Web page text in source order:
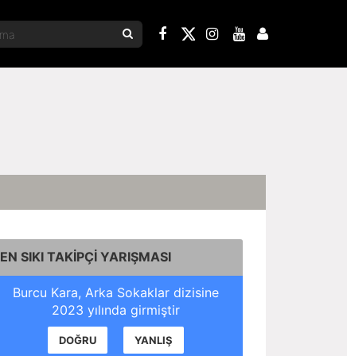
EN SIKI TAKİPÇİ YARIŞMASI
Burcu Kara, Arka Sokaklar dizisine
2023 yılında girmiştir
DOĞRU YANLIŞ